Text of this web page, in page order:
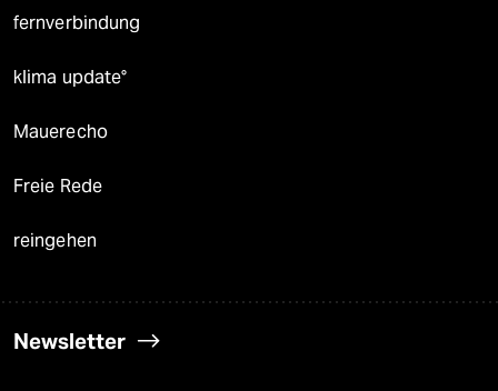
fernverbindung
klima update°
Mauerecho
Freie Rede
reingehen
Newsletter